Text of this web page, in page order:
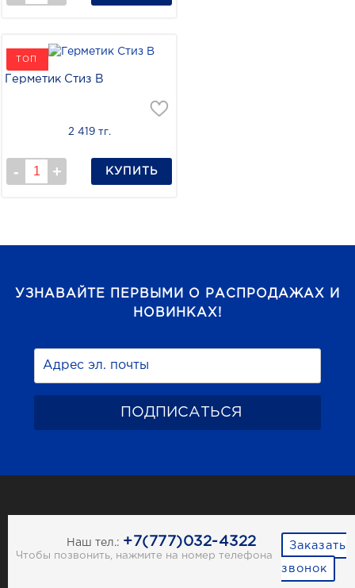
ТОП
Герметик Стиз В
2 419 тг.
КУПИТЬ
УЗНАВАЙТЕ ПЕРВЫМИ О РАСПРОДАЖАХ И
НОВИНКАХ!
Наш тел.: +7(777)032-4322
Чтобы позвонить, нажмите на номер телефона
Заказать
звонок